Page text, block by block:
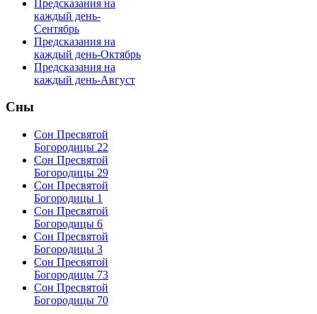
Предсказания на
каждый день-
Сентябрь
Предсказания на
каждый день-Октябрь
Предсказания на
каждый день-Август
Сны
Сон Пресвятой
Богородицы 22
Сон Пресвятой
Богородицы 29
Сон Пресвятой
Богородицы 1
Сон Пресвятой
Богородицы 6
Сон Пресвятой
Богородицы 3
Сон Пресвятой
Богородицы 73
Сон Пресвятой
Богородицы 70